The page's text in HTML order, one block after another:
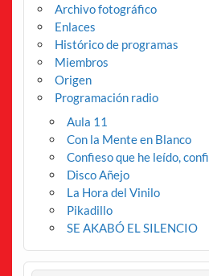
Archivo fotográfico
Enlaces
Histórico de programas
Miembros
Origen
Programación radio
Aula 11
Con la Mente en Blanco
Confieso que he leído,
Disco Añejo
La Hora del Vinilo
Pikadillo
SE AKABÓ EL SILENCIO